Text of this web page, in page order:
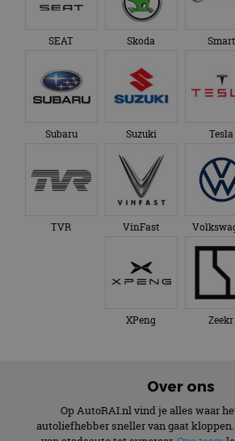
SEAT Skoda Smart
Subaru Suzuki Tesla
TVR VinFast
XPeng Zeekr
Over ons
Op AutoRAI.nl vind je alles waar
autoliefhebber sneller van gaat